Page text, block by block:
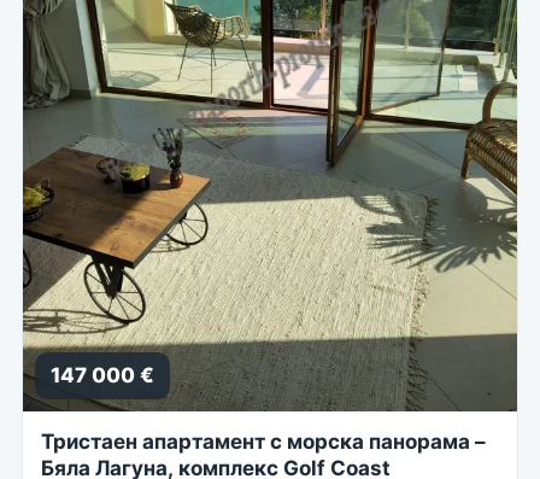
147 000 €
Тристаен апартамент с морска панорама –
Бяла Лагуна, комплекс Golf Coast